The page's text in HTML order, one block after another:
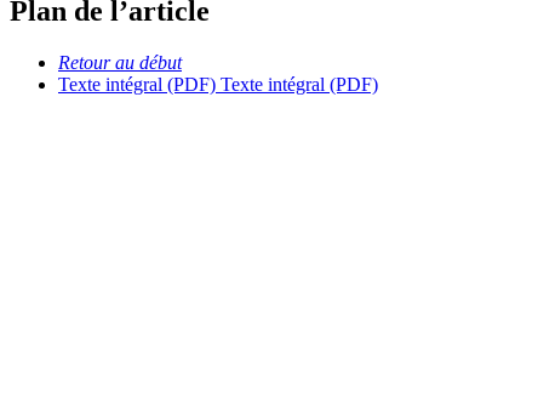
Plan de l’article
Retour au début
Texte intégral (PDF) Texte intégral (PDF)